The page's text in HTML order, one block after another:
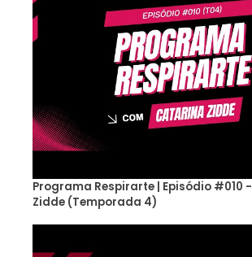
Programa Respirarte | Episódio #010
Zidde (Temporada 4)